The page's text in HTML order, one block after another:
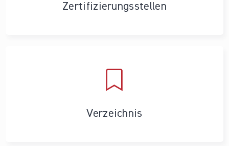
Zertifizierungs­stellen
Verzeichnis